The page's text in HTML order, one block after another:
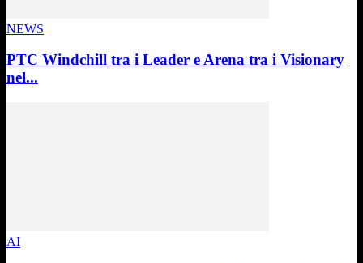
NEWS
PTC Windchill tra i Leader e Arena tra i Visionary
nel...
AI